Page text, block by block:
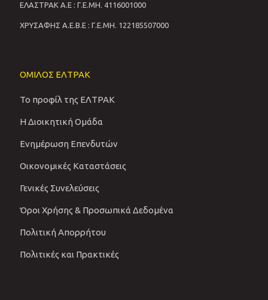
ΕΛΑΣΤΡΑΚ Α.Ε : Γ.Ε.ΜΗ. 4116001000
ΧΡΥΣΑΦΗΣ Α.Ε.Β.Ε : Γ.Ε.ΜΗ. 122185507000
ΟΜΙΛΟΣ ΕΛΤΡΑΚ
Το προφίλ της ΕΛΤΡΑΚ
Η Διοικητική Ομάδα
Ενημέρωση Επενδυτών
Οικονομικές Καταστάσεις
Γενικές Συνελεύσεις
Όροι Χρήσης & Προσωπικά Δεδομένα
Πολιτική Απορρήτου
Πολιτικές και Πρακτικές